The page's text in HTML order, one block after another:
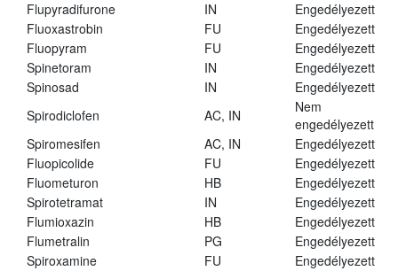
Flupyradifurone
IN
Engedélyezett
Fluoxastrobin
FU
Engedélyezett
Fluopyram
FU
Engedélyezett
Spinetoram
IN
Engedélyezett
Spinosad
IN
Engedélyezett
Spirodiclofen
AC, IN
Nem
engedélyezett
Spiromesifen
AC, IN
Engedélyezett
Fluopicolide
FU
Engedélyezett
Fluometuron
HB
Engedélyezett
Spirotetramat
IN
Engedélyezett
Flumioxazin
HB
Engedélyezett
Flumetralin
PG
Engedélyezett
Spiroxamine
FU
Engedélyezett